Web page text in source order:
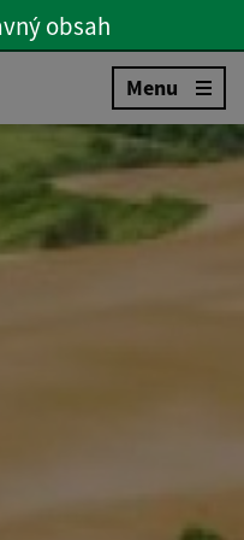
menu
obsah
Slovenčina
Menu